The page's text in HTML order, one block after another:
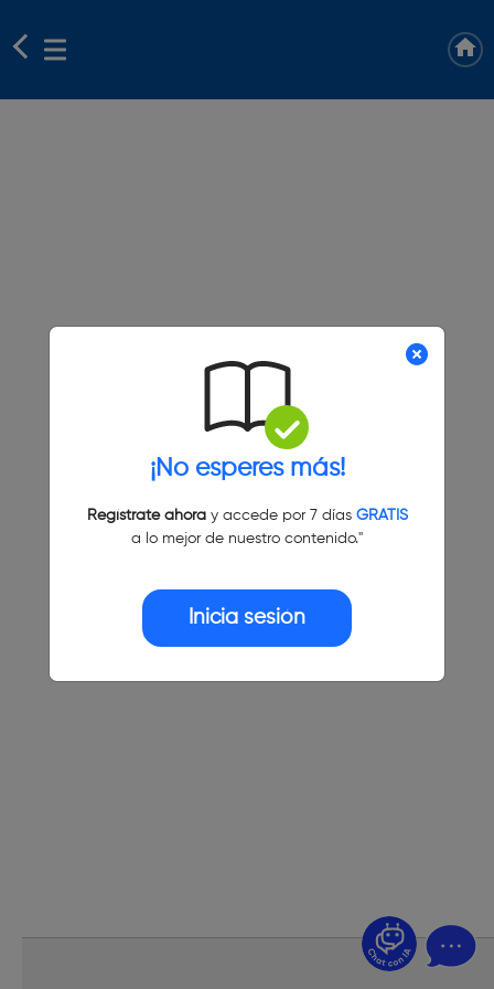
¡No esperes más!
Regístrate ahoray accede por 7 días GRATIS
a lo mejor de nuestro contenido."
Inicia sesión